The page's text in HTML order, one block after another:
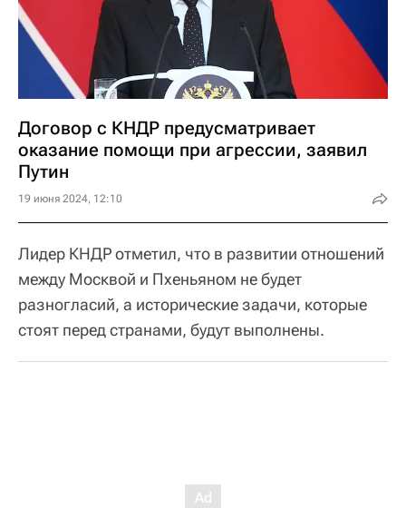
Договор с КНДР предусматривает
оказание помощи при агрессии, заявил
Путин
19 июня 2024, 12:10
Лидер КНДР отметил, что в развитии отношений
между Москвой и Пхеньяном не будет
разногласий, а исторические задачи, которые
стоят перед странами, будут выполнены.